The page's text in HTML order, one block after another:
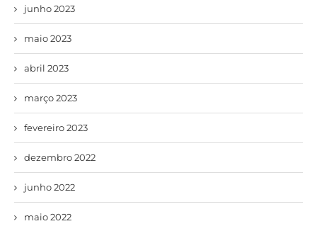
junho 2023
maio 2023
abril 2023
março 2023
fevereiro 2023
dezembro 2022
junho 2022
maio 2022